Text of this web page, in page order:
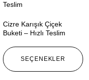
Cizre Karışık Çiçek
Buketi – Hızlı Teslim
SEÇENEKLER